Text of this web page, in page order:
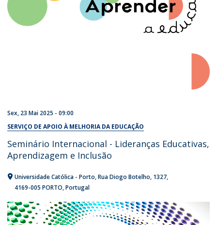
Sex, 23 Mai 2025 - 09:00
SERVIÇO DE APOIO À MELHORIA DA EDUCAÇÃO
Seminário Internacional - Lideranças Educativas,
Aprendizagem e Inclusão
Universidade Católica - Porto Rua Diogo Botelho, 1327
4169-005 PORTO Portugal